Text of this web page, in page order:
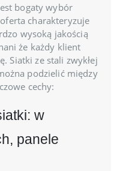
bogaty wybór
charakteryzuje
wysoką jakością
że każdy klient
Siatki ze stali zwykłej
podzielić między
cechy:
w
panele